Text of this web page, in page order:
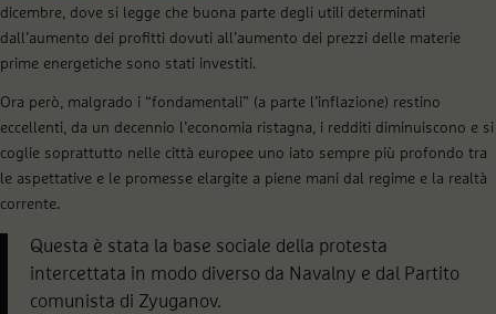
dicembre, dove si legge che buona parte degli utili determinati
dall’aumento dei profitti dovuti all’aumento dei prezzi delle materie
prime energetiche sono stati investiti.
Ora però, malgrado i “fondamentali” (a parte l’inflazione) restino
eccellenti, da un decennio l’economia ristagna, i redditi diminuiscono e si
coglie soprattutto nelle città europee uno iato sempre più profondo tra
le aspettative e le promesse elargite a piene mani dal regime e la realtà
corrente.
Questa è stata la base sociale della protesta
intercettata in modo diverso da Navalny e dal Partito
comunista di Zyuganov.